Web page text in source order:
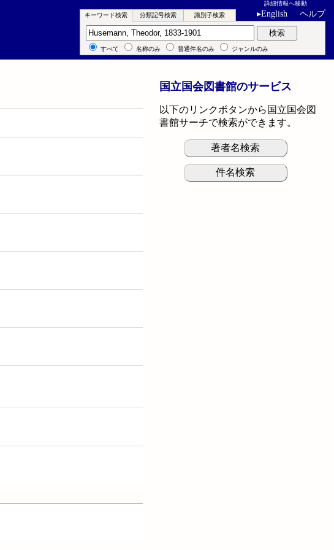
詳細情報へ移動
▸English ヘルプ
キーワード検索 分類記号検索 識別子検索
キーワード検索 検索
すべて 名称のみ 普通件名のみ ジャンルのみ
国立国会図書館のサービス
以下のリンクボタンから国立国会図
書館サーチで検索ができます。
著者名検索
件名検索